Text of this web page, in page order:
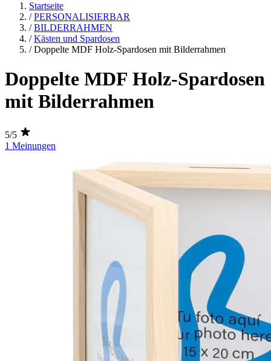
Startseite
/ PERSONALISIERBAR
/ BILDERRAHMEN
/ Kästen und Spardosen
/ Doppelte MDF Holz-Spardosen mit Bilderrahmen
Doppelte MDF Holz-Spardosen
mit Bilderrahmen
5/5
1 Meinungen